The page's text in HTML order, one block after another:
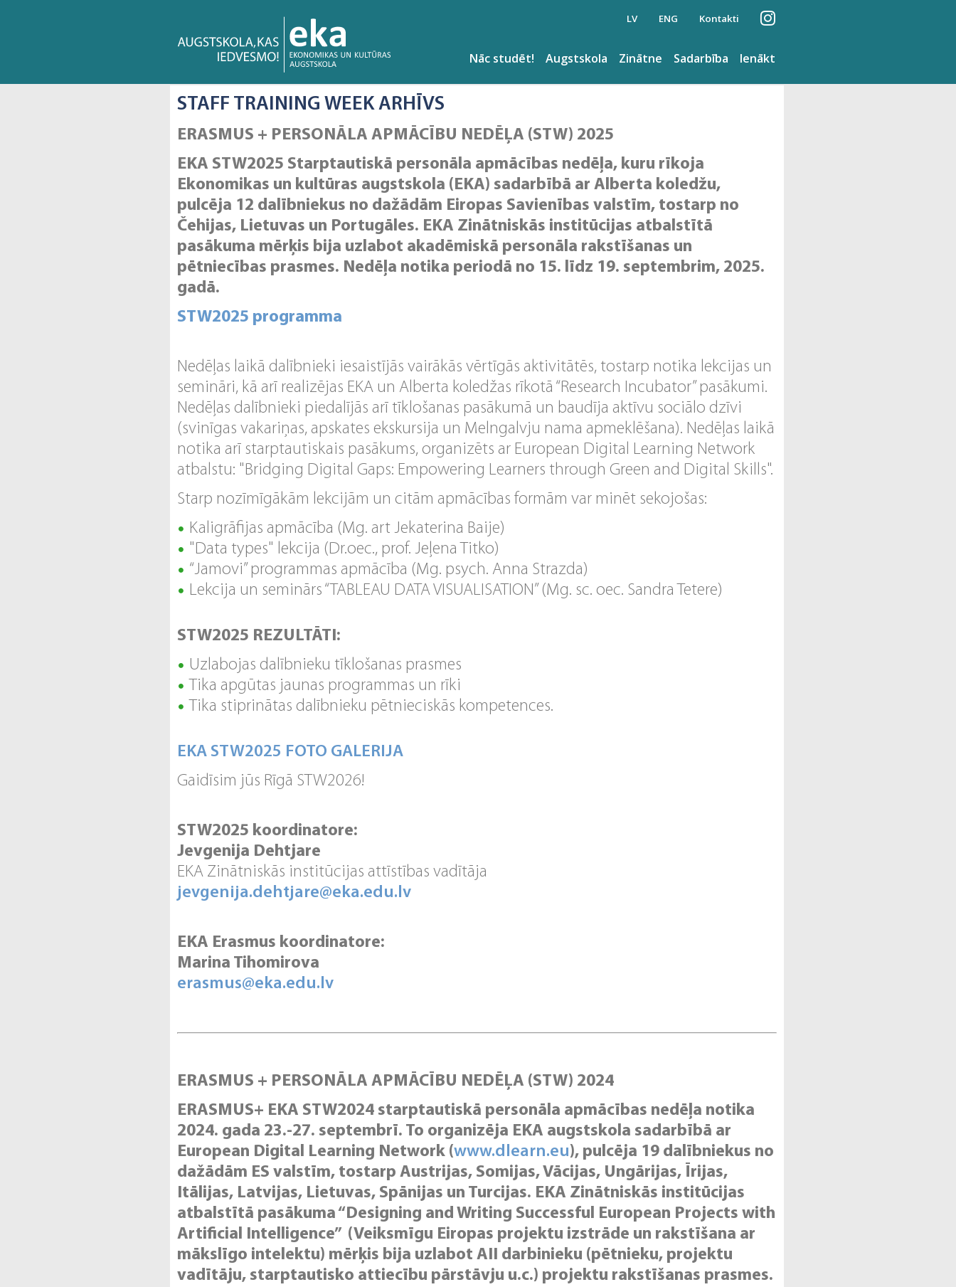
LV ENG Kontakti
Ienākt
Sadarbība
Zinātne
Augstskola
Nāc studēt!
STAFF TRAINING WEEK ARHĪVS
ERASMUS + PERSONĀLA APMĀCĪBU NEDĒĻA (STW) 2025
EKA STW2025 Starptautiskā personāla apmācības nedēļa, kuru rīkoja
Ekonomikas un kultūras augstskola (EKA) sadarbībā ar Alberta koledžu,
pulcēja 12 dalībniekus no dažādām Eiropas Savienības valstīm, tostarp no
Čehijas, Lietuvas un Portugāles. EKA Zinātniskās institūcijas atbalstītā
pasākuma mērķis bija uzlabot akadēmiskā personāla rakstīšanas un
pētniecības prasmes. Nedēļa notika periodā no 15. līdz 19. septembrim, 2025.
gadā.
STW2025 programma
Nedēļas laikā dalībnieki iesaistījās vairākās vērtīgās aktivitātēs, tostarp notika lekcijas un
semināri, kā arī realizējas EKA un Alberta koledžas rīkotā “Research Incubator” pasākumi.
Nedēļas dalībnieki piedalījās arī tīklošanas pasākumā un baudīja aktīvu sociālo dzīvi
(svinīgas vakariņas, apskates ekskursija un Melngalvju nama apmeklēšana). Nedēļas laikā
notika arī starptautiskais pasākums, organizēts ar European Digital Learning Network
atbalstu: "Bridging Digital Gaps: Empowering Learners through Green and Digital Skills".
Starp nozīmīgākām lekcijām un citām apmācības formām var minēt sekojošas:
Kaligrāfijas apmācība (Mg. art Jekaterina Baije)
"Data types" lekcija (Dr.oec., prof. Jeļena Titko)
“Jamovi” programmas apmācība (Mg. psych. Anna Strazda)
Lekcija un seminārs “TABLEAU DATA VISUALISATION” (Mg. sc. oec. Sandra Tetere)
STW2025 REZULTĀTI:
Uzlabojas dalībnieku tīklošanas prasmes
Tika apgūtas jaunas programmas un rīki
Tika stiprinātas dalībnieku pētnieciskās kompetences.
EKA STW2025 FOTO GALERIJA
Gaidīsim jūs Rīgā STW2026!
STW2025 koordinatore:
Jevgenija Dehtjare
EKA Zinātniskās institūcijas attīstības vadītāja
jevgenija.dehtjare@eka.edu.lv
EKA Erasmus koordinatore:
Marina Tihomirova
erasmus@eka.edu.lv
ERASMUS + PERSONĀLA APMĀCĪBU NEDĒĻA (STW) 2024
ERASMUS+ EKA STW2024 starptautiskā personāla apmācības nedēļa notika
2024. gada 23.-27. septembrī. To organizēja EKA augstskola sadarbībā ar
European Digital Learning Network (www.dlearn.eu), pulcēja 19 dalībniekus no
dažādām ES valstīm, tostarp Austrijas, Somijas, Vācijas, Ungārijas, Īrijas,
Itālijas, Latvijas, Lietuvas, Spānijas un Turcijas. EKA Zinātniskās institūcijas
atbalstītā pasākuma “Designing and Writing Successful European Projects with
Artificial Intelligence” (Veiksmīgu Eiropas projektu izstrāde un rakstīšana ar
mākslīgo intelektu) mērķis bija uzlabot AII darbinieku (pētnieku, projektu
vadītāju, starptautisko attiecību pārstāvju u.c.) projektu rakstīšanas prasmes.